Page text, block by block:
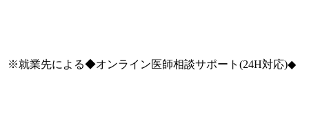
就業先による◆オンライン医師相談サポート(24H対応)◆